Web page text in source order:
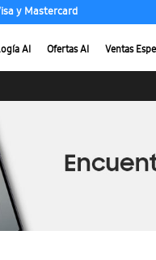
y Mastercard
AI Ofertas AI Ventas